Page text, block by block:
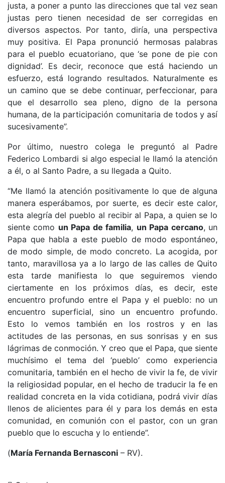
justa, a poner a punto las direcciones que tal vez sean
justas pero tienen necesidad de ser corregidas en
diversos aspectos. Por tanto, diría, una perspectiva
muy positiva. El Papa pronunció hermosas palabras
para el pueblo ecuatoriano, que ‘se pone de pie con
dignidad’. Es decir, reconoce que está haciendo un
esfuerzo, está logrando resultados. Naturalmente es
un camino que se debe continuar, perfeccionar, para
que el desarrollo sea pleno, digno de la persona
humana, de la participación comunitaria de todos y así
sucesivamente”.
Por último, nuestro colega le preguntó al Padre
Federico Lombardi si algo especial le llamó la atención
a él, o al Santo Padre, a su llegada a Quito.
“Me llamó la atención positivamente lo que de alguna
manera esperábamos, por suerte, es decir este calor,
esta alegría del pueblo al recibir al Papa, a quien se lo
siente como un Papa de familia, un Papa cercano, un
Papa que habla a este pueblo de modo espontáneo,
de modo simple, de modo concreto. La acogida, por
tanto, maravillosa ya a lo largo de las calles de Quito
esta tarde manifiesta lo que seguiremos viendo
ciertamente en los próximos días, es decir, este
encuentro profundo entre el Papa y el pueblo: no un
encuentro superficial, sino un encuentro profundo.
Esto lo vemos también en los rostros y en las
actitudes de las personas, en sus sonrisas y en sus
lágrimas de conmoción. Y creo que el Papa, que siente
muchísimo el tema del ‘pueblo’ como experiencia
comunitaria, también en el hecho de vivir la fe, de vivir
la religiosidad popular, en el hecho de traducir la fe en
realidad concreta en la vida cotidiana, podrá vivir días
llenos de alicientes para él y para los demás en esta
comunidad, en comunión con el pastor, con un gran
pueblo que lo escucha y lo entiende”.
(María Fernanda Bernasconi – RV).